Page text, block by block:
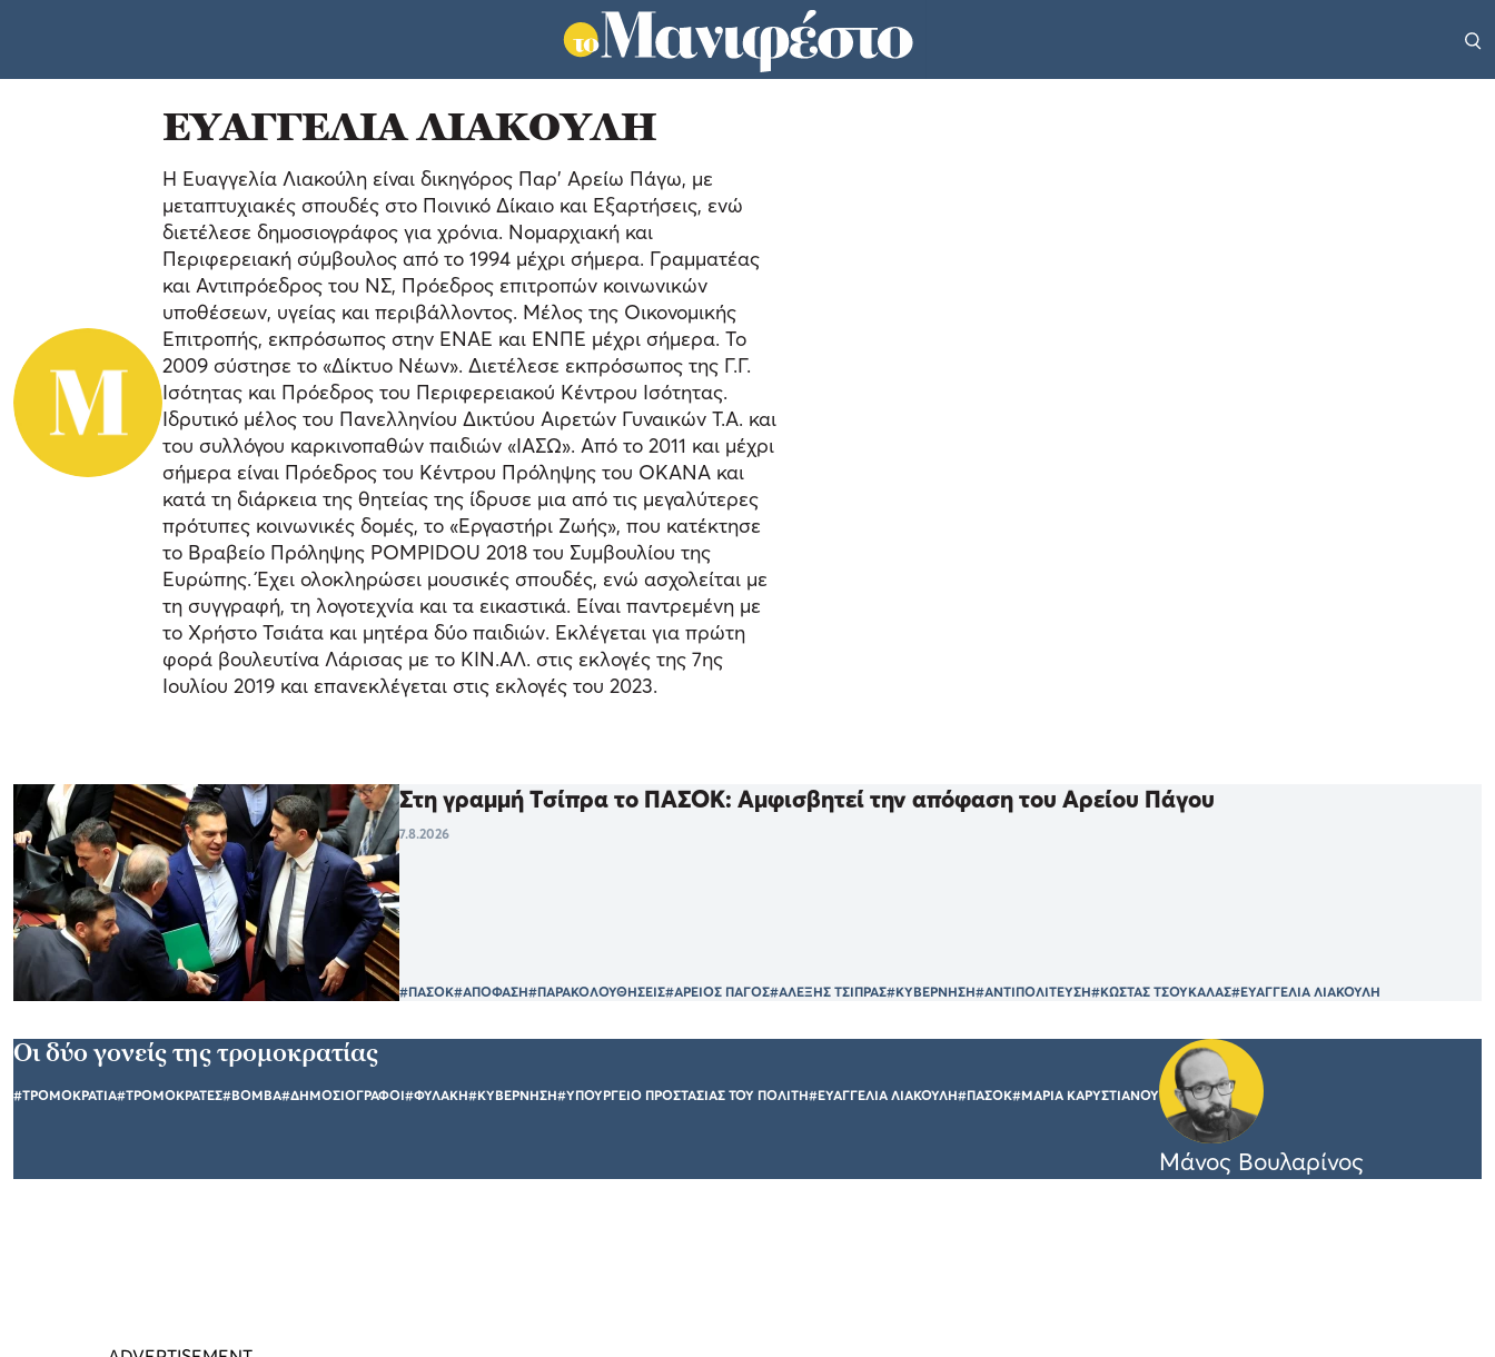
ΕΥΑΓΓΕΛΙΑ ΛΙΑΚΟΥΛΗ
Η Ευαγγελία Λιακούλη είναι δικηγόρος Παρ’ Αρείω Πάγω, με
μεταπτυχιακές σπουδές στο Ποινικό Δίκαιο και Εξαρτήσεις, ενώ
διετέλεσε δημοσιογράφος για χρόνια. Νομαρχιακή και
Περιφερειακή σύμβουλος από το 1994 μέχρι σήμερα. Γραμματέας
και Αντιπρόεδρος του ΝΣ, Πρόεδρος επιτροπών κοινωνικών
υποθέσεων, υγείας και περιβάλλοντος. Μέλος της Οικονομικής
Επιτροπής, εκπρόσωπος στην ΕΝΑΕ και ΕΝΠΕ μέχρι σήμερα. Το
2009 σύστησε το «Δίκτυο Νέων». Διετέλεσε εκπρόσωπος της Γ.Γ.
Ισότητας και Πρόεδρος του Περιφερειακού Κέντρου Ισότητας.
Ιδρυτικό μέλος του Πανελληνίου Δικτύου Αιρετών Γυναικών Τ.Α. και
του συλλόγου καρκινοπαθών παιδιών «ΙΑΣΩ». Από το 2011 και μέχρι
σήμερα είναι Πρόεδρος του Κέντρου Πρόληψης του ΟΚΑΝΑ και
κατά τη διάρκεια της θητείας της ίδρυσε μια από τις μεγαλύτερες
πρότυπες κοινωνικές δομές, το «Εργαστήρι Ζωής», που κατέκτησε
το Βραβείο Πρόληψης POMPIDOU 2018 του Συμβουλίου της
Ευρώπης. Έχει ολοκληρώσει μουσικές σπουδές, ενώ ασχολείται με
τη συγγραφή, τη λογοτεχνία και τα εικαστικά. Είναι παντρεμένη με
το Χρήστο Τσιάτα και μητέρα δύο παιδιών. Εκλέγεται για πρώτη
φορά βουλευτίνα Λάρισας με το ΚΙΝ.ΑΛ. στις εκλογές της 7ης
Ιουλίου 2019 και επανεκλέγεται στις εκλογές του 2023.
Στη γραμμή Τσίπρα το ΠΑΣΟΚ: Αμφισβητεί την απόφαση του Αρείου Πάγου
7.8.2026
#ΠΑΣΟΚ#ΑΠΟΦΑΣΗ#ΠΑΡΑΚΟΛΟΥΘΗΣΕΙΣ#ΑΡΕΙΟΣ ΠΑΓΟΣ#ΑΛΕΞΗΣ ΤΣΙΠΡΑΣ#ΚΥΒΕΡΝΗΣΗ#ΑΝΤΙΠΟΛΙΤΕΥΣΗ#ΚΩΣΤΑΣ ΤΣΟΥΚΑΛΑΣ#ΕΥΑΓΓΕΛΙΑ ΛΙΑΚΟΥΛΗ
Οι δύο γονείς της τρομοκρατίας
#ΤΡΟΜΟΚΡΑΤΙΑ#ΤΡΟΜΟΚΡΑΤΕΣ#ΒΟΜΒΑ#ΔΗΜΟΣΙΟΓΡΑΦΟΙ#ΦΥΛΑΚΗ#ΚΥΒΕΡΝΗΣΗ#ΥΠΟΥΡΓΕΙΟ ΠΡΟΣΤΑΣΙΑΣ ΤΟΥ ΠΟΛΙΤΗ#ΕΥΑΓΓΕΛΙΑ ΛΙΑΚΟΥΛΗ#ΠΑΣΟΚ#ΜΑΡΙΑ ΚΑΡΥΣΤΙΑΝΟΥ
Μάνος Βουλαρίνος